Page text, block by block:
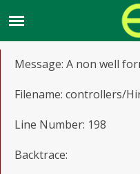
A PHP Error was encountered
Message: A non well
Filename: controllers/
Line Number: 198
Backtrace: